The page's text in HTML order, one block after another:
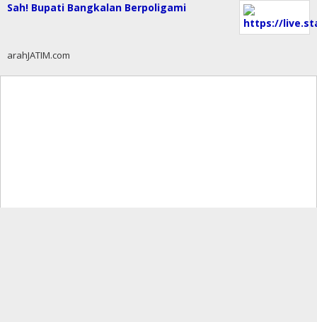
Sah! Bupati Bangkalan Berpoligami
arahJATIM.com